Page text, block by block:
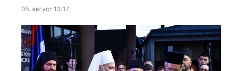
05. август 13:17